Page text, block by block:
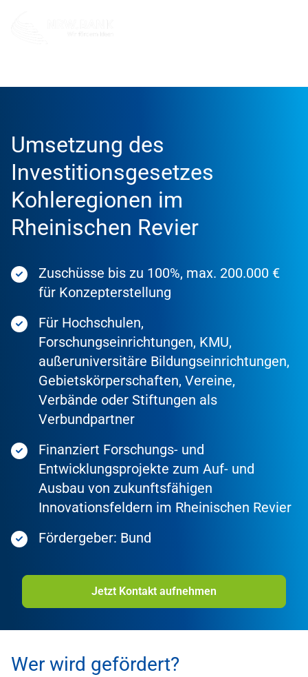
Umsetzung des
Investitionsgesetzes
Kohleregionen im
Rheinischen Revier
Zuschüsse bis zu 100%, max. 200.000 €
für Konzepterstellung
Für Hochschulen,
Forschungseinrichtungen, KMU,
außeruniversitäre Bildungseinrichtungen,
Gebietskörperschaften, Vereine,
Verbände oder Stiftungen als
Verbundpartner
Finanziert Forschungs- und
Entwicklungsprojekte zum Auf- und
Ausbau von zukunftsfähigen
Innovationsfeldern im Rheinischen Revier
Fördergeber: Bund
Jetzt Kontakt aufnehmen
Wer wird gefördert?